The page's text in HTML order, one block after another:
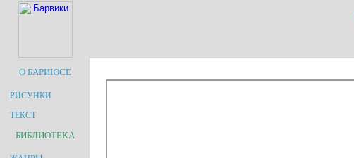
О БАРИЮСЕ
РИСУНКИ
ТЕКСТ
БИБЛИОТЕКА